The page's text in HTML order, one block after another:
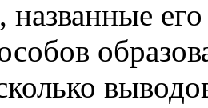
названные